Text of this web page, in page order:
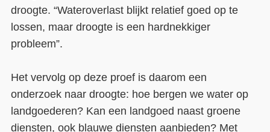
droogte. “Wateroverlast blijkt relatief goed op te
lossen, maar droogte is een hardnekkiger
probleem”.
Het vervolg op deze proef is daarom een
onderzoek naar droogte: hoe bergen we water op
landgoederen? Kan een landgoed naast groene
diensten, ook blauwe diensten aanbieden? Met